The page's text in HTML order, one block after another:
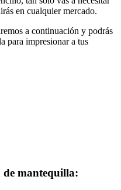
en cualquier mercado.
a continuación y podrás
para impresionar a tus
de mantequilla: